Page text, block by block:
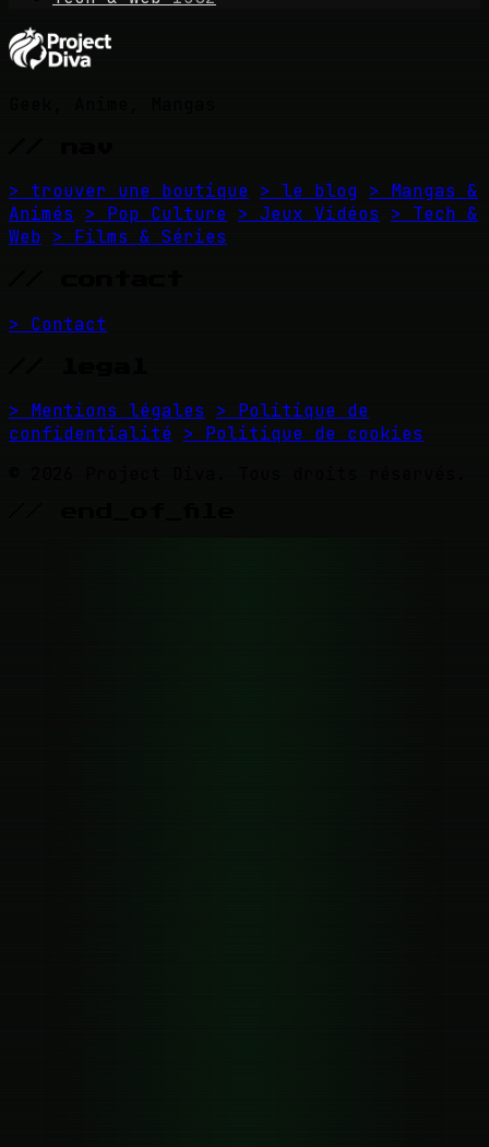
> trouver une boutique > le blog > Mangas &
Animés
> Pop Culture > Jeux Vidéos
> Tech &
Web > Films & Séries
> Contact
> Mentions légales
> Politique de
confidentialité > Politique de cookies